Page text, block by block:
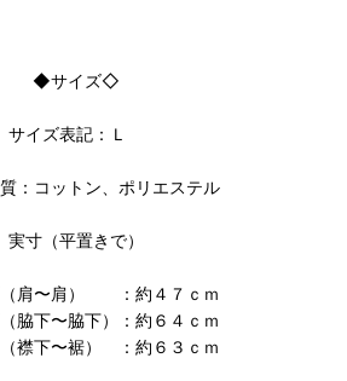
◆サイズ◇
サイズ表記：Ｌ
：コットン、ポリエステル
実寸（平置きで）
肩〜肩） ：約４７ｃｍ
下〜脇下）：約６４ｃｍ
下〜裾） ：約６３ｃｍ